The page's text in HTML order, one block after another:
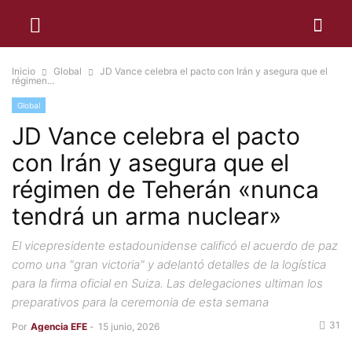
Inicio Global
JD Vance celebra el pacto con Irán y asegura que el
régimen...
Global
JD Vance celebra el pacto
con Irán y asegura que el
régimen de Teherán «nunca
tendrá un arma nuclear»
El vicepresidente estadounidense calificó el acuerdo de paz
como una "gran victoria" y adelantó detalles de la logística
para la firma oficial en Suiza. Las delegaciones ultiman los
preparativos para la ceremonia de esta semana
Por Agencia EFE - 15 junio, 2026 31